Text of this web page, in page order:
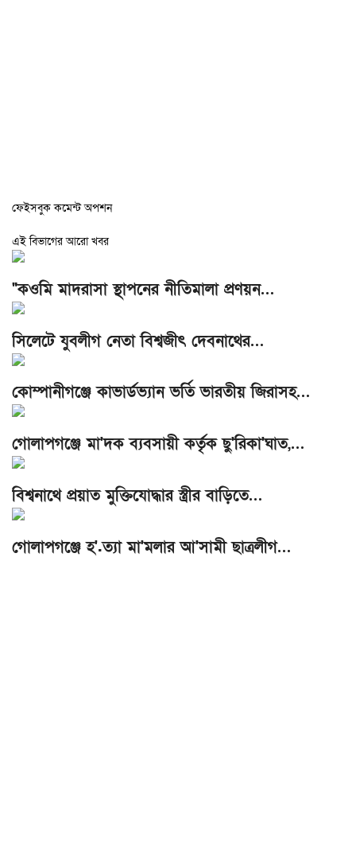
ফেইসবুক কমেন্ট অপশন
এই বিভাগের আরো খবর
"কওমি মাদরাসা স্থাপনের নীতিমালা প্রণয়ন…
সিলেটে যুবলীগ নেতা বিশ্বজীৎ দেবনাথের…
কোম্পানীগঞ্জে কাভার্ডভ্যান ভর্তি ভারতীয় জিরাসহ…
গোলাপগঞ্জে মা'দক ব্যবসায়ী কর্তৃক ছু'রিকা'ঘাত,…
বিশ্বনাথে প্রয়াত মুক্তিযোদ্ধার স্ত্রীর বাড়িতে…
গোলাপগঞ্জে হ'.ত্যা মা'মলার আ'সামী ছাত্রলীগ…